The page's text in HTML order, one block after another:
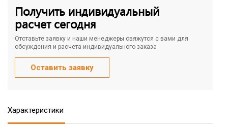
Получить индивидуальный
расчет сегодня
Отставьте заявку и наши менеджеры свяжутся с вами для
обсуждения и расчета индивидуального заказа
Оставить заявку
Характеристики